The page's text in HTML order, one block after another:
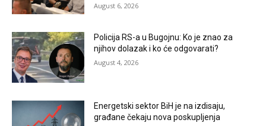
August 6, 2026
Policija RS-a u Bugojnu: Ko je znao za
njihov dolazak i ko će odgovarati?
August 4, 2026
Energetski sektor BiH je na izdisaju,
građane čekaju nova poskupljenja